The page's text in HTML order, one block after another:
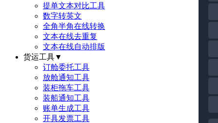
提单文本对比工具
数字转英文
全角半角在线转换
文本在线去重复
文本在线自动排版
货运工具▼
订舱委托工具
放舱通知工具
装柜拖车工具
装船通知工具
账单生成工具
开具发票工具